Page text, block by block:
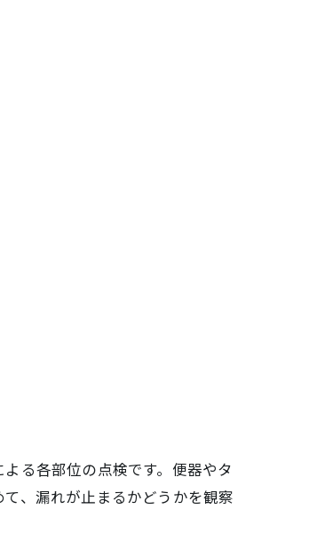
る各部位の点検です。便器やタ
、漏れが止まるかどうかを観察